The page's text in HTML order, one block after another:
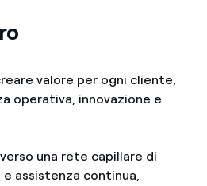
valore per ogni cliente,
operativa, innovazione e
una rete capillare di
assistenza continua,